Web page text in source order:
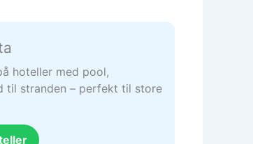
hoteller med pool,
til stranden – perfekt til store